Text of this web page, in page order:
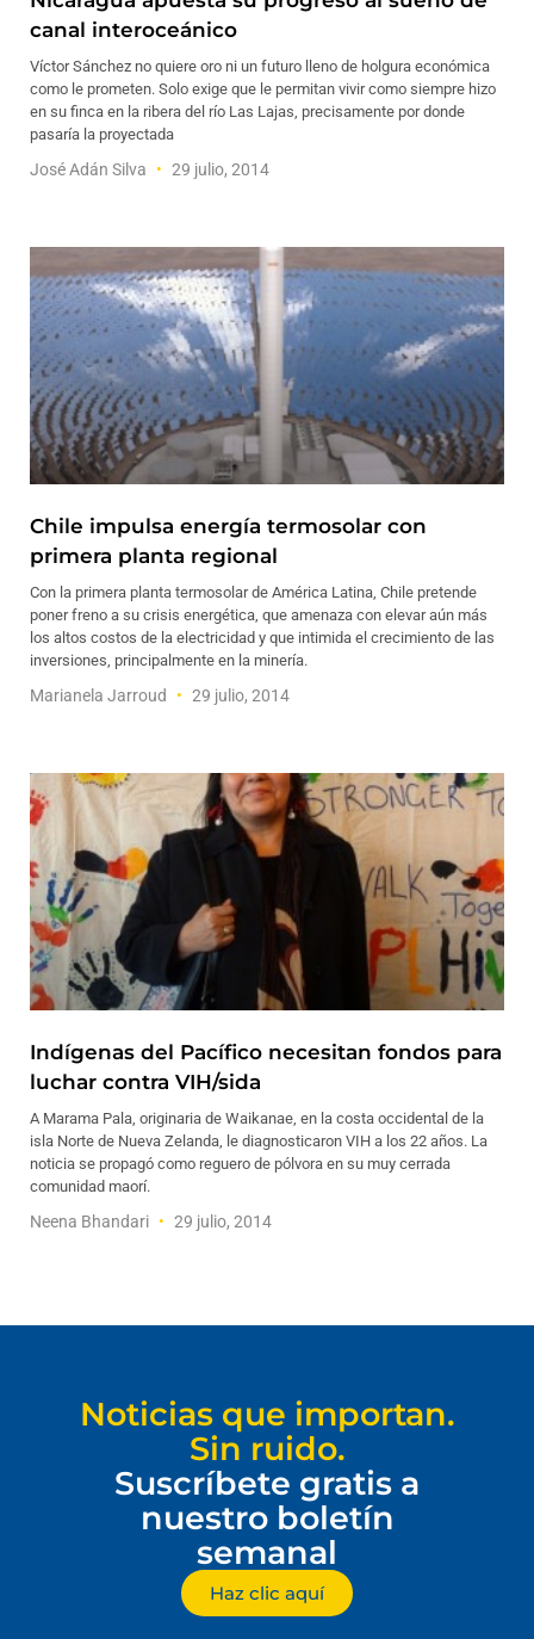
canal interoceánico
Víctor Sánchez no quiere oro ni un futuro lleno de holgura económica
como le prometen. Solo exige que le permitan vivir como siempre hizo
en su finca en la ribera del río Las Lajas, precisamente por donde
pasaría la proyectada
José Adán Silva 29 julio, 2014
Chile impulsa energía termosolar con
primera planta regional
Con la primera planta termosolar de América Latina, Chile pretende
poner freno a su crisis energética, que amenaza con elevar aún más
los altos costos de la electricidad y que intimida el crecimiento de las
inversiones, principalmente en la minería.
Marianela Jarroud 29 julio, 2014
Indígenas del Pacífico necesitan fondos para
luchar contra VIH/sida
A Marama Pala, originaria de Waikanae, en la costa occidental de la
isla Norte de Nueva Zelanda, le diagnosticaron VIH a los 22 años. La
noticia se propagó como reguero de pólvora en su muy cerrada
comunidad maorí.
Neena Bhandari 29 julio, 2014
Noticias que importan.
Sin ruido.
Suscríbete gratis a
nuestro boletín
semanal
Haz clic aquí